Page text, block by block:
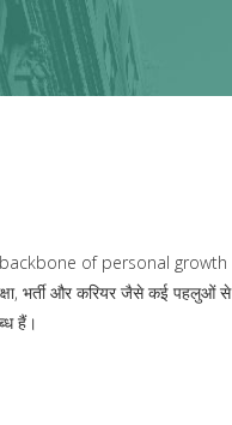
of personal growth
भर्ती और करियर जैसे कई पहलुओं से
हैं।